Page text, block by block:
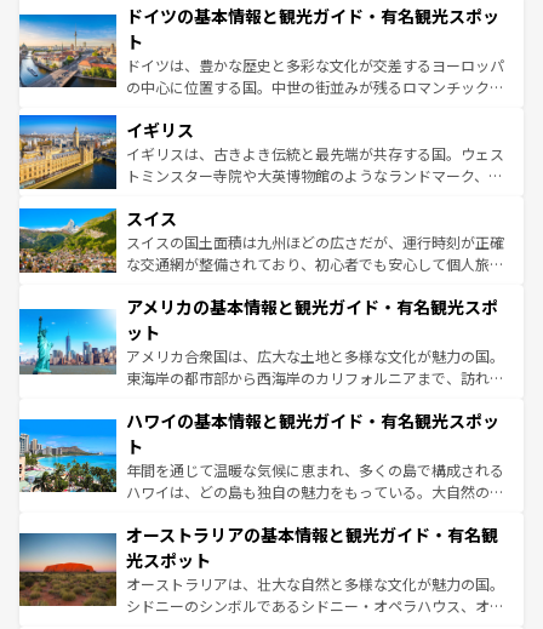
せる。地方によって風土や気候が異なるスペインはその個
ンテンツ一覧 を参照してほしい。
で、幅広い魅力が詰まっている。華麗な宮殿、歴史的な大
聖堂、美しいビーチ、そして豊かな自然が、訪れる者を心
から魅了する。また、フランスは美食の国としても知ら
れ、フランス料理はユネスコ無形文化遺産にも登録されて
香り高いラベンダー畑など、多彩な楽しみ方が可能だ。さ
らに、パリ以外の地域にも魅力が溢れており、どの街角に
も豊かな歴史と文化が息づいている。パリ以外の個性あふ
を参照してほしい。
ドイツの基本情報と観光ガイド・有名観光スポッ
ト
ドイツは、豊かな歴史と多彩な文化が交差するヨーロッパ
の中心に位置する国。中世の街並みが残るロマンチック街
顔を持つこの国は、どこを歩いても飽きることがない。ベ
ルリンの文化的活気、バイエルン州のアルプスの絶景、そ
してライン川沿いのワイン畑といった風景は必見。ビール
は、お酒好きな人にはぜひ体験してほしい。 なお、新着の
ドイツ情報はコンテンツ一覧を参照してほしい。
イギリス
イギリスは、古きよき伝統と最先端が共存する国。ウェス
トミンスター寺院や大英博物館のようなランドマーク、歴
リアごとに異なる魅力がある。また、優雅なアフタヌーン
ティー、ビール好きにはたまらない英国パブ、サッカー観
戦など、本場だからこそできる体験も豊富。イギリスを旅
ンツ一覧を参照してほしい。
スイス
スイスの国土面積は九州ほどの広さだが、運行時刻が正確
な交通網が整備されており、初心者でも安心して個人旅行
の建物がそのまま残る町や、スイスならではのユニークな
博物館もあり、アルプス観光だけでなく町歩きも満喫する
ことができる。国民の所得が高いため物価も高いが、旅行
者向けの交通パス提供のサービスもあり、うまく活用すれ
着のスイス情報はコンテンツ一覧を参照してほしい。
アメリカの基本情報と観光ガイド・有名観光スポ
ット
アメリカ合衆国は、広大な土地と多様な文化が魅力の国。
東海岸の都市部から西海岸のカリフォルニアまで、訪れる
のような巨大都市は、観光、ショッピング、エンターテイ
ンメントが詰まった刺激的なスポットだ。一方、アメリカ
西部には大自然が広がり、グランドキャニオンやイエロー
ストーン国立公園といった絶景が堪能できる。さらに、南
文化が魅力。旅行者はアメリカの各地域で異なる魅力を楽
しみながら、その多様性と豊かな歴史を感じることができ
るだろう。車でのロードトリップや列車の旅も、アメリカ
ならではの贅沢な旅のスタイルだ。 なお、新着のアメリカ
情報は コンテンツ一覧 を参照してほしい。
ハワイの基本情報と観光ガイド・有名観光スポッ
ト
年間を通じて温暖な気候に恵まれ、多くの島で構成される
ハワイは、どの島も独自の魅力をもっている。大自然の神
ワイ島は見逃せない。また、定番の観光地といえばオアフ
島だが、静かな自然を求めるならマウイ島やカウアイ島が
おすすめ。エメラルドグリーンに輝く海をはじめ、豊かな
文化や歴史が息づいている。「アロハスピリット」と呼ば
オーストラリアの基本情報と観光ガイド・有名観
光スポット
オーストラリアは、壮大な自然と多様な文化が魅力の国。
シドニーのシンボルであるシドニー・オペラハウス、オー